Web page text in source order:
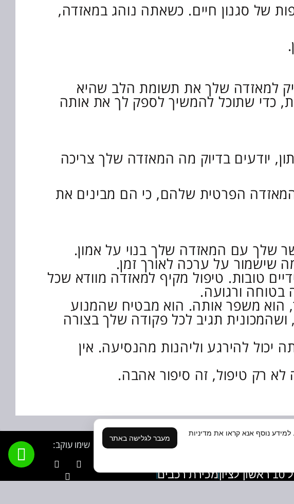
של סגנון חיים. כשאתה נוהג במאזדה,
למאזדה שלך את תשומת הלב שהיא
כדי שתוכל להמשיך לספק לך את אותה
יודעים בדיוק מה המאזדה שלך צריכה
המאזדה הפרטית שלהם, כי הם מבינים את
שלך עם המאזדה שלך בנוי על אמון.
שישמור על ערכה לאורך זמן.
טובות. טיפול מקיף למאזדה מוודא שכל
בטוחה ורגועה.
הוא משפר אותה. הוא מבטיח שהמנוע
תגיב לכל פקודה שלך בצורה
להירגע וליהנות מהנסיעה. אין
רק טיפול, זה סיפור אהבה.
מכירת רכבים
שימו עוקב:
נוסף אנא קראו את מדיניות
מעבר לגלישה באתר